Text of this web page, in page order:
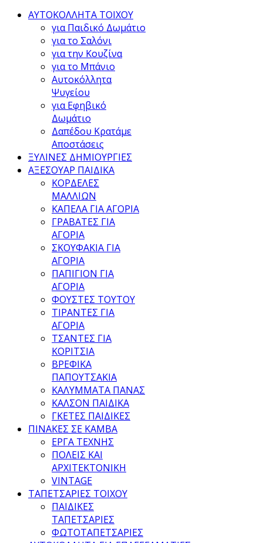
ΑΥΤΟΚΟΛΛΗΤΑ ΤΟΙΧΟΥ
για Παιδικό Δωμάτιο
για το Σαλόνι
για την Κουζίνα
για το Μπάνιο
Αυτοκόλλητα
Ψυγείου
για Εφηβικό
Δωμάτιο
Δαπέδου Κρατάμε
Αποστάσεις
ΞΥΛΙΝΕΣ ΔΗΜΙΟΥΡΓΙΕΣ
ΑΞΕΣΟΥΑΡ ΠΑΙΔΙΚΑ
ΚΟΡΔΕΛΕΣ
ΜΑΛΛΙΩΝ
ΚΑΠΕΛΑ ΓΙΑ ΑΓΟΡΙΑ
ΓΡΑΒΑΤΕΣ ΓΙΑ
ΑΓΟΡΙΑ
ΣΚΟΥΦΑΚΙΑ ΓΙΑ
ΑΓΟΡΙΑ
ΠΑΠΙΓΙΟΝ ΓΙΑ
ΑΓΟΡΙΑ
ΦΟΥΣΤΕΣ ΤΟΥΤΟΥ
ΤΙΡΑΝΤΕΣ ΓΙΑ
ΑΓΟΡΙΑ
ΤΣΑΝΤΕΣ ΓΙΑ
ΚΟΡΙΤΣΙΑ
ΒΡΕΦΙΚΑ
ΠΑΠΟΥΤΣΑΚΙΑ
ΚΑΛΥΜΜΑΤΑ ΠΑΝΑΣ
ΚΑΛΣΟΝ ΠΑΙΔΙΚΑ
ΓΚΕΤΕΣ ΠΑΙΔΙΚΕΣ
ΠΙΝΑΚΕΣ ΣΕ ΚΑΜΒΑ
ΕΡΓΑ ΤΕΧΝΗΣ
ΠΟΛΕΙΣ ΚΑΙ
ΑΡΧΙΤΕΚΤΟΝΙΚΗ
VINTAGE
ΤΑΠΕΤΣΑΡΙΕΣ ΤΟΙΧΟΥ
ΠΑΙΔΙΚΕΣ
ΤΑΠΕΤΣΑΡΙΕΣ
ΦΩΤΟΤΑΠΕΤΣΑΡΙΕΣ